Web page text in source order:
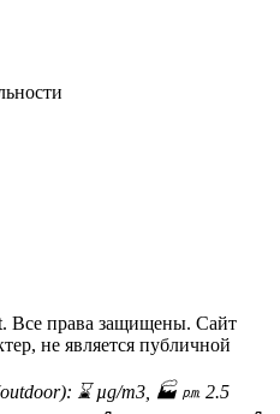
Все права защищены. Сайт
не является публичной
⌛µg/m3, 🏭 ㏘ 2.5